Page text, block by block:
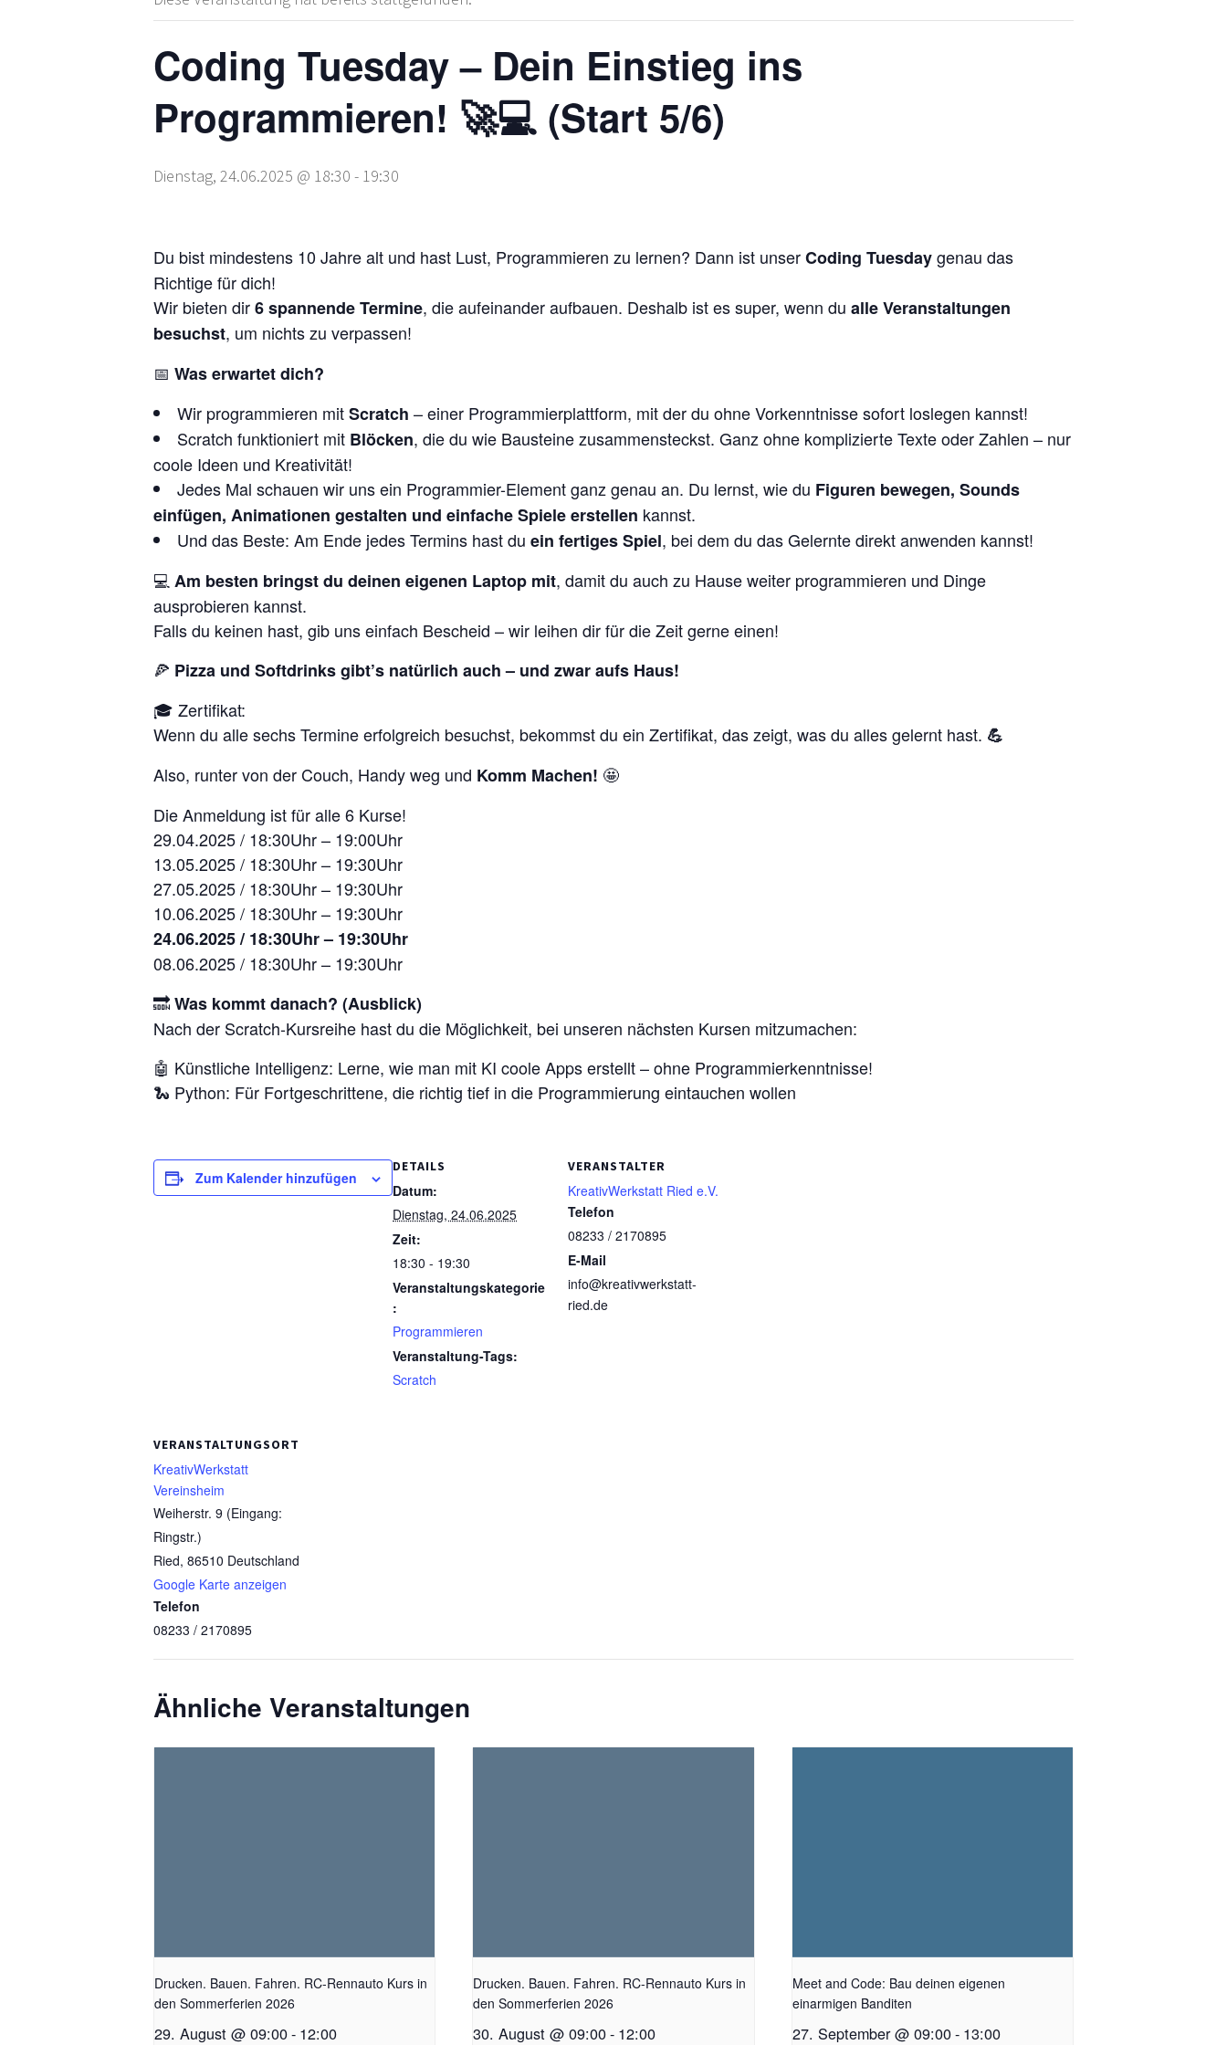
Coding Tuesday – Dein Einstieg ins
Programmieren! 🚀💻 (Start 5/6)
Dienstag, 24.06.2025 @ 18:30 - 19:30
Du bist mindestens 10 Jahre alt und hast Lust, Programmieren zu lernen? Dann ist unserCoding Tuesdaygenau das
Richtige für dich!
Wir bieten dir6 spannende Termine, die aufeinander aufbauen. Deshalb ist es super, wenn du alle Veranstaltungen
besuchst, um nichts zu verpassen!
📅 Was erwartet dich?
Wir programmieren mitScratch – einer Programmierplattform, mit der du ohne Vorkenntnisse sofort loslegen kannst!
Scratch funktioniert mit Blöcken, die du wie Bausteine zusammensteckst. Ganz ohne komplizierte Texte oder Zahlen – nur
coole Ideen und Kreativität!
Jedes Mal schauen wir uns ein Programmier-Element ganz genau an. Du lernst, wie du Figuren bewegen, Sounds
einfügen, Animationen gestalten und einfache Spiele erstellen kannst.
Und das Beste: Am Ende jedes Termins hast du ein fertiges Spiel, bei dem du das Gelernte direkt anwenden kannst!
💻 Am besten bringst du deinen eigenen Laptop mit, damit du auch zu Hause weiter programmieren und Dinge
ausprobieren kannst.
Falls du keinen hast, gib uns einfach Bescheid – wir leihen dir für die Zeit gerne einen!
🍕 Pizza und Softdrinks gibt’s natürlich auch – und zwar aufs Haus!
🎓 Zertifikat:
Wenn du alle sechs Termine erfolgreich besuchst, bekommst du ein Zertifikat, das zeigt, was du alles gelernt hast. 💪
Also, runter von der Couch, Handy weg und Komm Machen! 🤩
Die Anmeldung ist für alle 6 Kurse!
29.04.2025 / 18:30Uhr – 19:00Uhr
13.05.2025 / 18:30Uhr – 19:30Uhr
27.05.2025 / 18:30Uhr – 19:30Uhr
10.06.2025 / 18:30Uhr – 19:30Uhr
24.06.2025 / 18:30Uhr – 19:30Uhr
08.06.2025 / 18:30Uhr – 19:30Uhr
🔜Was kommt danach? (Ausblick)
Nach der Scratch-Kursreihe hast du die Möglichkeit, bei unseren nächsten Kursen mitzumachen:
🤖 Künstliche Intelligenz: Lerne, wie man mit KI coole Apps erstellt – ohne Programmierkenntnisse!
🐍 Python: Für Fortgeschrittene, die richtig tief in die Programmierung eintauchen wollen
Zum Kalender hinzufügen
DETAILS
Datum:
Dienstag, 24.06.2025
Zeit:
18:30 - 19:30
Veranstaltungskategorie
:
Programmieren
Veranstaltung-Tags:
Scratch
VERANSTALTER
KreativWerkstatt Ried e.V.
Telefon
08233 / 2170895
E-Mail
info@kreativwerkstatt-
ried.de
VERANSTALTUNGSORT
KreativWerkstatt
Vereinsheim
Weiherstr. 9 (Eingang:
Ringstr.)
Ried, 86510 Deutschland
Google Karte anzeigen
Telefon
08233 / 2170895
Ähnliche Veranstaltungen
Drucken. Bauen. Fahren. RC-Rennauto Kurs in
den Sommerferien 2026
29. August @ 09:00- 12:00
Drucken. Bauen. Fahren. RC-Rennauto Kurs in
den Sommerferien 2026
30. August @ 09:00- 12:00
Meet and Code: Bau deinen eigenen
einarmigen Banditen
27. September @ 09:00- 13:00